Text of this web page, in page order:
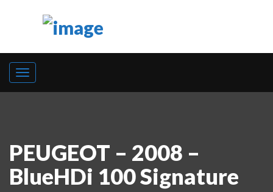
PEUGEOT – 2008 –
BlueHDi 100 Signature